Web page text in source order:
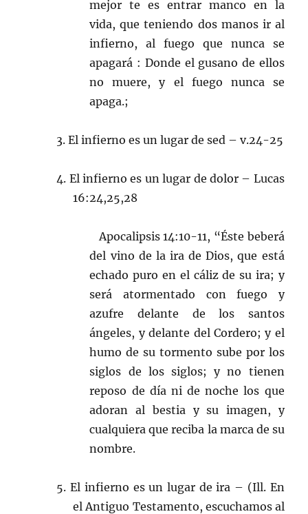
mejor te es entrar manco en la
vida, que teniendo dos manos ir al
infierno, al fuego que nunca se
apagará : Donde el gusano de ellos
no muere, y el fuego nunca se
apaga.;
3. El infierno es un lugar de sed – v.24-25
4. El infierno es un lugar de dolor – Lucas
16:24,25,28
Apocalipsis 14:10-11, “Éste beberá
del vino de la ira de Dios, que está
echado puro en el cáliz de su ira; y
será atormentado con fuego y
azufre delante de los santos
ángeles, y delante del Cordero; y el
humo de su tormento sube por los
siglos de los siglos; y no tienen
reposo de día ni de noche los que
adoran al bestia y su imagen, y
cualquiera que reciba la marca de su
nombre.
5. El infierno es un lugar de ira – (Ill. En
el Antiguo Testamento, escuchamos al